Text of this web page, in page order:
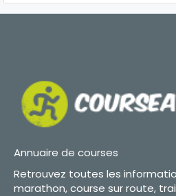
Annuaire de courses
Retrouvez toutes les
marathon, course sur route,